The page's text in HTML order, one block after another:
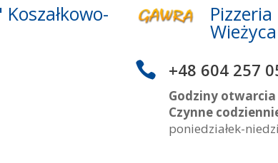
Wieżyca
 +48 604 257
Godziny otwarcia
Czynne
poniedziałek-